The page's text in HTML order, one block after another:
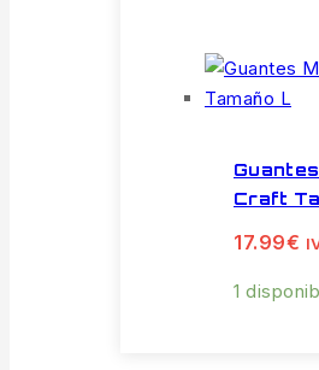
Craft
17.99€
1